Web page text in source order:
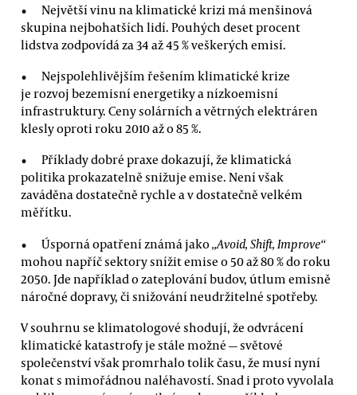
Největší vinu na klimatické krizi má menšinová
skupina nejbohatších lidí. Pouhých deset procent
lidstva zodpovídá za 34 až 45 % veškerých emisí.
Nejspolehlivějším řešením klimatické krize
je rozvoj bezemisní energetiky a nízkoemisní
infrastruktury. Ceny solárních a větrných elektráren
klesly oproti roku 2010 až o 85 %.
Příklady dobré praxe dokazují, že klimatická
politika prokazatelně snižuje emise. Není však
zaváděna dostatečně rychle a v dostatečně velkém
měřítku.
Úsporná opatření známá jako„Avoid, Shift, Improve“
mohou napříč sektory snížit emise o 50 až 80 % do roku
2050. Jde například o zateplování budov, útlum emisně
náročné dopravy, či snižování neudržitelné spotřeby.
V souhrnu se klimatologové shodují, že odvrácení
klimatické katastrofy je stále možné — světové
společenství však promrhalo tolik času, že musí nyní
konat s mimořádnou naléhavostí. Snad i proto vyvolala